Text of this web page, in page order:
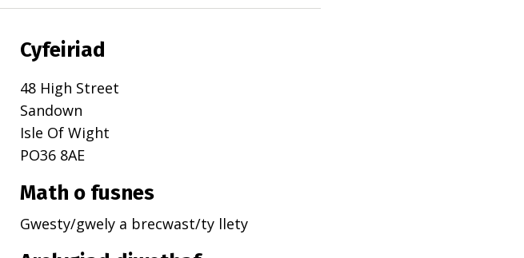
Cyfeiriad
48 High Street
Sandown
Isle Of Wight
PO36 8AE
Math o fusnes
Gwesty/gwely a brecwast/ty llety